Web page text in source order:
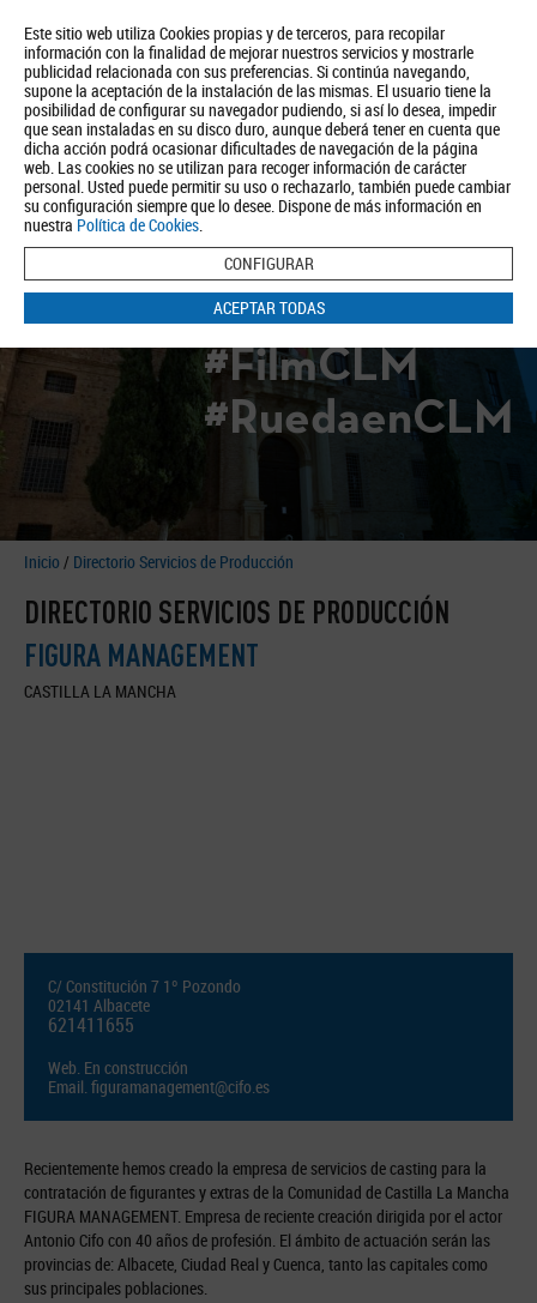
Este sitio web utiliza Cookies propias y de terceros, para recopilar
información con la finalidad de mejorar nuestros servicios y mostrarle
publicidad relacionada con sus preferencias. Si continúa navegando,
supone la aceptación de la instalación de las mismas. El usuario tiene la
posibilidad de configurar su navegador pudiendo, si así lo desea, impedir
que sean instaladas en su disco duro, aunque deberá tener en cuenta que
dicha acción podrá ocasionar dificultades de navegación de la página
web. Las cookies no se utilizan para recoger información de carácter
personal. Usted puede permitir su uso o rechazarlo, también puede cambiar
su configuración siempre que lo desee. Dispone de más información en
nuestra Política de Cookies.
CONFIGURAR
ACEPTAR TODAS
Quiénes somos Turismo Política de Privacidad Aviso Legal
Política de Cookies
BUSCAR
#FilmCLM
#RuedaenCLM
Inicio / Directorio Servicios de Producción
DIRECTORIO SERVICIOS DE PRODUCCIÓN
FIGURA MANAGEMENT
CASTILLA LA MANCHA
C/ Constitución 7 1º Pozondo
02141 Albacete
621411655
Web. En construcción
Email.figuramanagement@cifo.es
Recientemente hemos creado la empresa de servicios de casting para la
contratación de figurantes y extras de la Comunidad de Castilla La Mancha
FIGURA MANAGEMENT. Empresa de reciente creación dirigida por el actor
Antonio Cifo con 40 años de profesión. El ámbito de actuación serán las
provincias de: Albacete, Ciudad Real y Cuenca, tanto las capitales como
sus principales poblaciones.